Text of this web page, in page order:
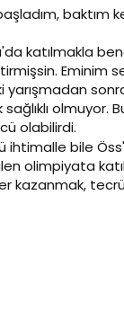
baktım
katılmakla
Eminim
olmuyor.
olabilirdi.
bile
olimpiyata